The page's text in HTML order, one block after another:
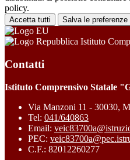
policy.
Accetta tutti Salva le preferenze
Istituto
Contatti
Istituto Comprensivo Statale
Via Manzoni 11 - 30030,
Tel: 041/640863
Email:
PEC:
C.F.: 82012260277